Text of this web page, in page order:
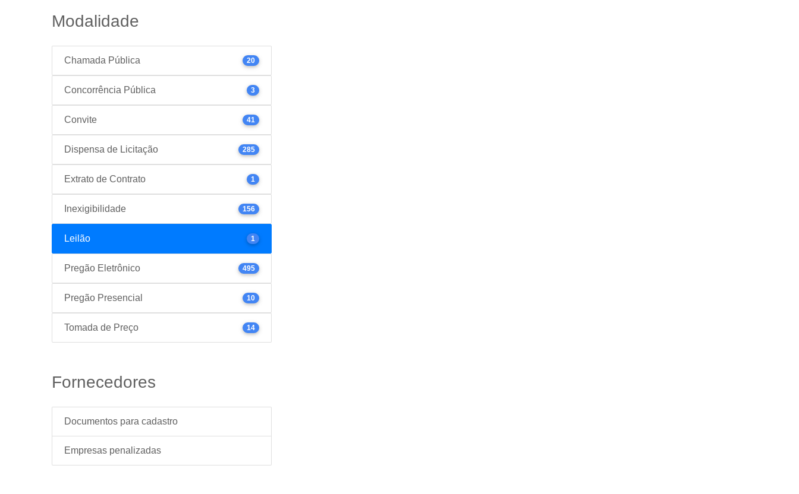
Modalidade
Chamada Pública 20
Concorrência Pública 3
Convite 41
Dispensa de Licitação 285
Extrato de Contrato 1
Inexigibilidade 156
Leilão 1
Pregão Eletrônico 495
Pregão Presencial 10
Tomada de Preço 14
Fornecedores
Documentos para cadastro
Empresas penalizadas